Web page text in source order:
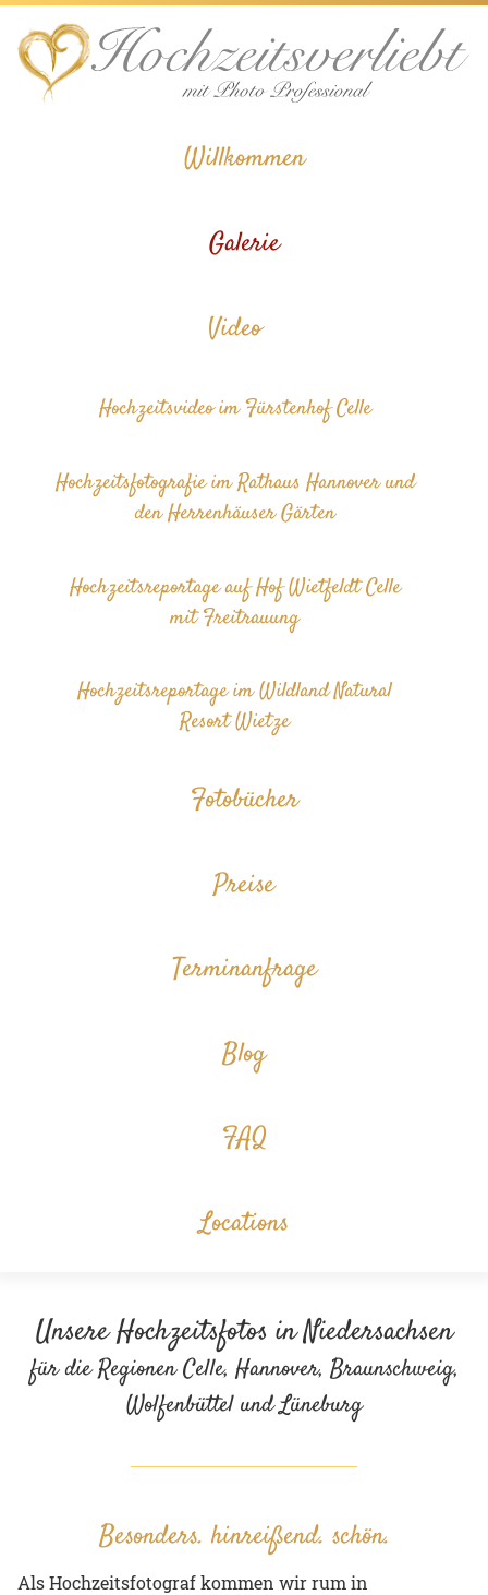
Skip
content
Willkommen
Galerie
Video
Hochzeitsvideo im Fürstenhof Celle
Hochzeitsfotografie im Rathaus Hannover und
den Herrenhäuser Gärten
Hochzeitsreportage auf Hof Wietfeldt Celle
mit Freitrauung
Hochzeitsreportage im Wildland Natural
Resort Wietze
Fotobücher
Preise
Terminanfrage
Blog
FAQ
Locations
Unsere Hochzeitsfotos in Niedersachsen
für die Regionen Celle, Hannover, Braunschweig,
Wolfenbüttel und Lüneburg
Besonders. hinreißend. schön.
Als Hochzeitsfotograf kommen wir rum in